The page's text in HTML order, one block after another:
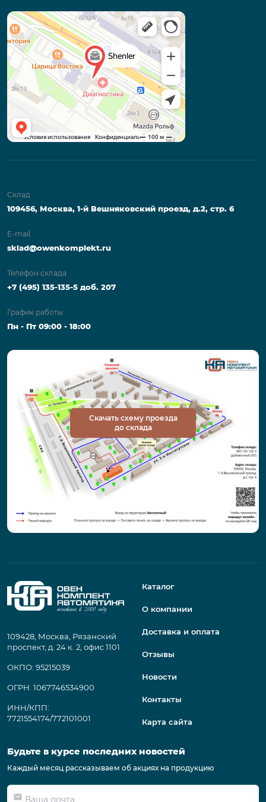
Склад
109456, Москва, 1-й Вешняковский проезд, д.2, стр. 6
E-mail
sklad@owenkomplekt.ru
Телефон склада
+7 (495) 135-135-5 доб. 207
График работы
Пн - Пт 09:00 - 18:00
Скачать схему проезда
до склада
109428, Москва, Рязанский
проспект, д. 24 к. 2, офис 1101
ОКПО: 95215039
ОГРН: 1067746534900
ИНН/КПП:
7721554174/772101001
Каталог
О компании
Доставка и оплата
Отзывы
Новости
Контакты
Карта сайта
Будьте в курсе последних новостей
Каждый месяц рассказываем об акциях на продукцию